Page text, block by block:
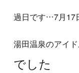
過日です…7月17
湯田温泉のアイ
でした